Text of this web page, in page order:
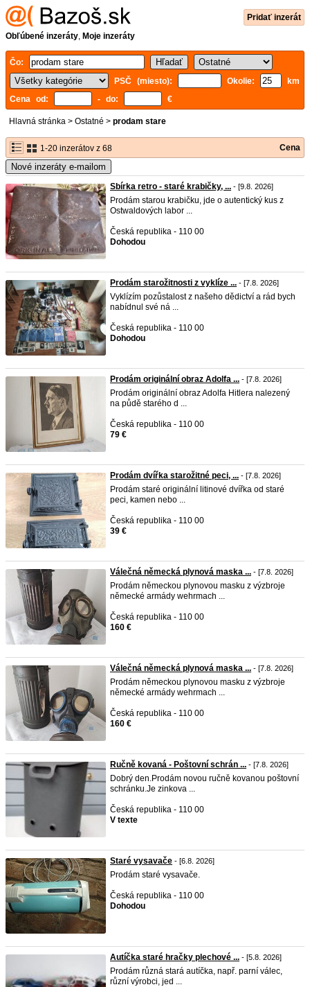
Pridať inzerát
Obľúbené inzeráty, Moje inzeráty
Čo:
PSČ (miesto):
Okolie:
km
Cena od:
- do: €
Hlavná stránka > Ostatné > prodam stare
1-20 inzerátov z 68 Cena
Nové inzeráty e-mailom
Sbírka retro - staré krabičky, ... - [9.8. 2026]
Prodám starou krabičku, jde o autentický kus z
Ostwaldových labor ...
Česká republika - 110 00
Dohodou
Prodám starožitnosti z vyklíze ... - [7.8. 2026]
Vyklízím pozůstalost z našeho dědictví a rád bych
nabídnul své ná ...
Česká republika - 110 00
Dohodou
Prodám originální obraz Adolfa ... - [7.8. 2026]
Prodám originální obraz Adolfa Hitlera nalezený
na půdě starého d ...
Česká republika - 110 00
79 €
Prodám dvířka starožitné peci, ... - [7.8. 2026]
Prodám staré originální litinové dvířka od staré
peci, kamen nebo ...
Česká republika - 110 00
39 €
Válečná německá plynová maska ... - [7.8. 2026]
Prodám německou plynovou masku z výzbroje
německé armády wehrmach ...
Česká republika - 110 00
160 €
Válečná německá plynová maska ... - [7.8. 2026]
Prodám německou plynovou masku z výzbroje
německé armády wehrmach ...
Česká republika - 110 00
160 €
Ručně kovaná - Poštovní schrán ... - [7.8. 2026]
Dobrý den.Prodám novou ručně kovanou poštovní
schránku.Je zinkova ...
Česká republika - 110 00
V texte
Staré vysavače - [6.8. 2026]
Prodám staré vysavače.
Česká republika - 110 00
Dohodou
Autíčka staré hračky plechové ... - [5.8. 2026]
Prodám různá stará autíčka, např. parní válec,
různí výrobci, jed ...